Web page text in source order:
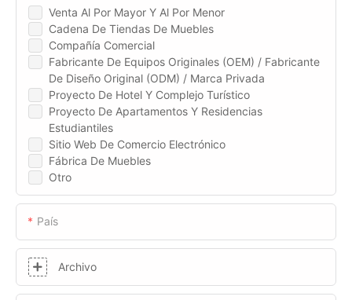
Venta Al Por Mayor Y Al Por Menor
Cadena De Tiendas De Muebles
Compañía Comercial
Fabricante De Equipos Originales (OEM) / Fabricante
De Diseño Original (ODM) / Marca Privada
Proyecto De Hotel Y Complejo Turístico
Proyecto De Apartamentos Y Residencias
Estudiantiles
Sitio Web De Comercio Electrónico
Fábrica De Muebles
Otro
País
Archivo